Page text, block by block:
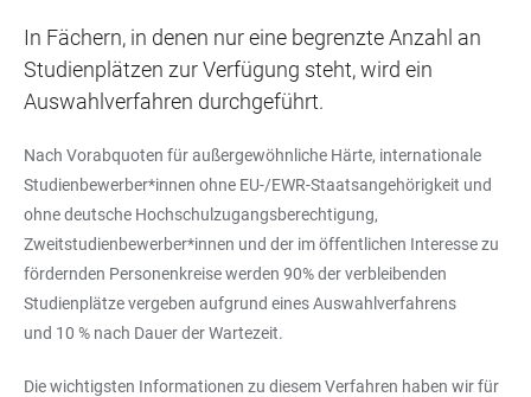
In Fächern, in denen nur eine begrenzte Anzahl an
Studienplätzen zur Verfügung steht, wird ein
Auswahlverfahren durchgeführt.
Nach Vorabquoten für außergewöhnliche Härte, internationale
Studienbewerber*innen ohne EU-/EWR-Staatsangehörigkeit und
ohne deutsche Hochschulzugangsberechtigung,
Zweitstudienbewerber*innen und der im öffentlichen Interesse zu
fördernden Personenkreise werden 90% der verbleibenden
Studienplätze vergeben aufgrund eines Auswahlverfahrens
und 10 % nach Dauer der Wartezeit.
Die wichtigsten Informationen zu diesem Verfahren haben wir für